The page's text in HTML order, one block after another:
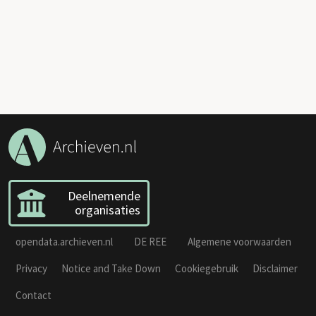
Deelnemende
organisaties
opendata.archieven.nl DE REE
Algemene voorwaarden
Privacy
Notice and Take Down Cookiegebruik
Disclaimer
Contact